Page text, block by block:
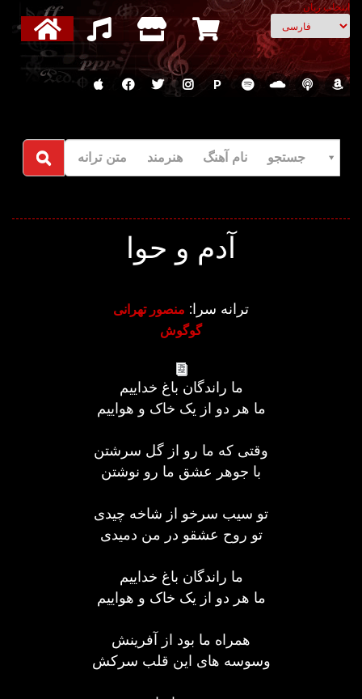
انتخاب زبان
P
جستجو نام آهنگ هنرمند متن ترانه
آدم و حوا
ترانه سرا: منصور تهرانی
گوگوش
ما راندگان باغ خداییم
ما هر دو از یک خاک و هواییم
وقتی که ما رو از گل سرشتن
با جوهر عشق ما رو نوشتن
تو سیب سرخو از شاخه چیدی
تو روح عشقو در من دمیدی
ما راندگان باغ خداییم
ما هر دو از یک خاک و هواییم
همراه ما بود از آفرینش
وسوسه های این قلب سرکش